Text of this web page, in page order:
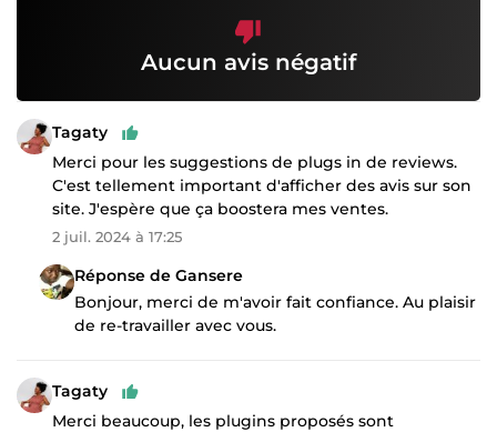
Aucun avis négatif
Tagaty
Merci pour les suggestions de plugs in de reviews.
C'est tellement important d'afficher des avis sur son
site. J'espère que ça boostera mes ventes.
2 juil. 2024 à 17:25
Réponse de Gansere
Bonjour, merci de m'avoir fait confiance. Au plaisir
de re-travailler avec vous.
Tagaty
Merci beaucoup, les plugins proposés sont